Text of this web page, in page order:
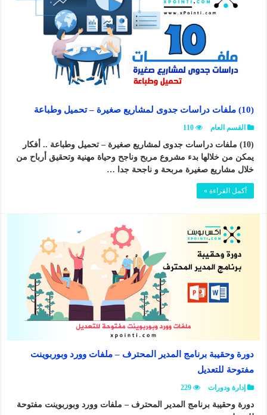
(10) ملفات دراسات جدوى لمشاريع صغيرة – تحميل وطباعة
القسم العام 110
(10) ملفات دراسات جدوى لمشاريع صغيرة – تحميل وطباعة .. أفكار
يمكن من خلالها بدء مشروع مربح وناجح وحياة مهنية وتحقيق أرباح من
خلال مشاريع صغيرة مربحة و ناجحة جدا …
أكمل القراءة »
دورة وحقيبة برنامج المدير المحترف – ملفات وورد وبوربوينت
مفتوحة للتعديل
إدارة ودورات 229
دورة وحقيبة برنامج المدير المحترف – ملفات وورد وبوربوينت مفتوحة